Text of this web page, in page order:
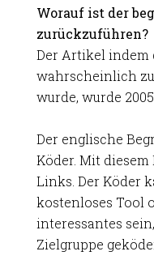
Worauf ist der
zurückzuführen?
Der Artikel indem
wahrscheinlich
wurde, wurde
Der englische
Köder. Mit
Links. Der Köder
kostenloses Tool
interessantes
Zielgruppe